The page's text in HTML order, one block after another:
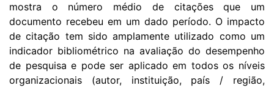
mostra o número médio de citações que um
documento recebeu em um dado período. O impacto
de citação tem sido amplamente utilizado como um
indicador bibliométrico na avaliação do desempenho
de pesquisa e pode ser aplicado em todos os níveis
organizacionais (autor, instituição, país / região,